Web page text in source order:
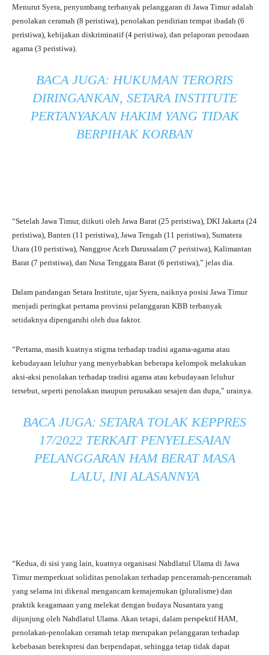
Menurut Syera, penyumbang terbanyak pelanggaran di Jawa Timur adalah
penolakan ceramah (8 peristiwa), penolakan pendirian tempat ibadah (6
peristiwa), kebijakan diskriminatif (4 peristiwa), dan pelaporan penodaan
agama (3 peristiwa).
BACA JUGA: HUKUMAN TERORIS
DIRINGANKAN, SETARA INSTITUTE
PERTANYAKAN HAKIM YANG TIDAK
BERPIHAK KORBAN
“Setelah Jawa Timur, diikuti oleh Jawa Barat (25 peristiwa), DKI Jakarta (24
peristiwa), Banten (11 peristiwa), Jawa Tengah (11 peristiwa), Sumatera
Utara (10 peristiwa), Nanggroe Aceh Darussalam (7 peristiwa), Kalimantan
Barat (7 peristiwa), dan Nusa Tenggara Barat (6 peristiwa),” jelas dia.
Dalam pandangan Setara Institute, ujar Syera, naiknya posisi Jawa Timur
menjadi peringkat pertama provinsi pelanggaran KBB terbanyak
setidaknya dipengaruhi oleh dua faktor.
“Pertama, masih kuatnya stigma terhadap tradisi agama-agama atau
kebudayaan leluhur yang menyebabkan beberapa kelompok melakukan
aksi-aksi penolakan terhadap tradisi agama atau kebudayaan leluhur
tersebut, seperti penolakan maupun perusakan sesajen dan dupa,” urainya.
BACA JUGA: SETARA TOLAK KEPPRES
17/2022 TERKAIT PENYELESAIAN
PELANGGARAN HAM BERAT MASA
LALU, INI ALASANNYA
“Kedua, di sisi yang lain, kuatnya organisasi Nahdlatul Ulama di Jawa
Timur memperkuat soliditas penolakan terhadap penceramah-penceramah
yang selama ini dikenal mengancam kemajemukan (pluralisme) dan
praktik keagamaan yang melekat dengan budaya Nusantara yang
dijunjung oleh Nahdlatul Ulama. Akan tetapi, dalam perspektif HAM,
penolakan-penolakan ceramah tetap merupakan pelanggaran terhadap
kebebasan berekspresi dan berpendapat, sehingga tetap tidak dapat